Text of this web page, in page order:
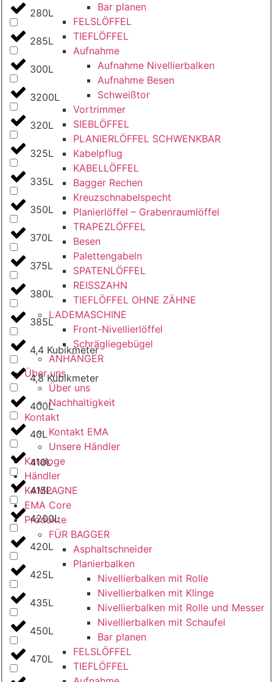
280L
285L
300L
3200L
320L
325L
335L
350L
370L
375L
380L
385L
4,4 Kubikmeter
4,8 Kubikmeter
400L
40L
410L
415L
4200L
420L
425L
435L
450L
470L
Bar planen
FELSLÖFFEL
TIEFLÖFFEL
Aufnahme
Aufnahme Nivellierbalken
Aufnahme Besen
Schweißtor
Vortrimmer
SIEBLÖFFEL
PLANIERLÖFFEL SCHWENKBAR
Kabelpflug
KABELLÖFFEL
Bagger Rechen
Kreuzschnabelspecht
Planierlöffel – Grabenraumlöffel
TRAPEZLÖFFEL
Besen
Palettengabeln
SPATENLÖFFEL
REISSZAHN
TIEFLÖFFEL OHNE ZÄHNE
LADEMASCHINE
Front-Nivellierlöffel
Schrägliegebügel
ANHÄNGER
Über uns
Über uns
Nachhaltigkeit
Kontakt
Kontakt EMA
Unsere Händler
Kataloge
Händler
KAMPAGNE
EMA Core
Produkte
FÜR BAGGER
Asphaltschneider
Planierbalken
Nivellierbalken mit Rolle
Nivellierbalken mit Klinge
Nivellierbalken mit Rolle und Messer
Nivellierbalken mit Schaufel
Bar planen
FELSLÖFFEL
TIEFLÖFFEL